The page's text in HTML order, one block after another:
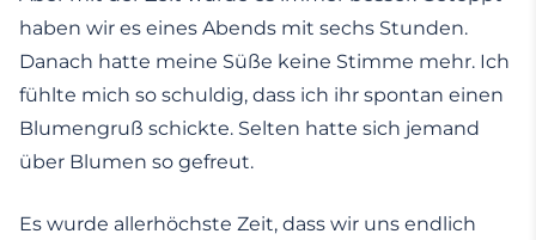
haben wir es eines Abends mit sechs Stunden.
Danach hatte meine Süße keine Stimme mehr. Ich
fühlte mich so schuldig, dass ich ihr spontan einen
Blumengruß schickte. Selten hatte sich jemand
über Blumen so gefreut.
Es wurde allerhöchste Zeit, dass wir uns endlich